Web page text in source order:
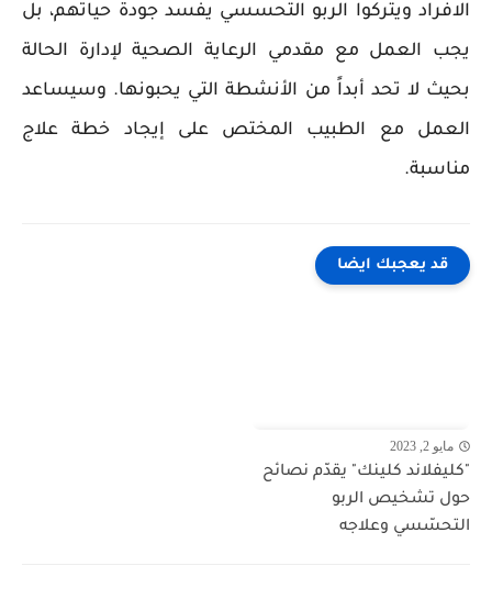
الافراد ويتركوا الربو التحسسي يفسد جودة حياتهم، بل
يجب العمل مع مقدمي الرعاية الصحية لإدارة الحالة
بحيث لا تحد أبداً من الأنشطة التي يحبونها. وسيساعد
العمل مع الطبيب المختص على إيجاد خطة علاج
مناسبة.
قد يعجبك ايضا
مايو 2, 2023
"كليفلاند كلينك" يقدّم نصائح
حول تشخيص الربو
التحسّسي وعلاجه